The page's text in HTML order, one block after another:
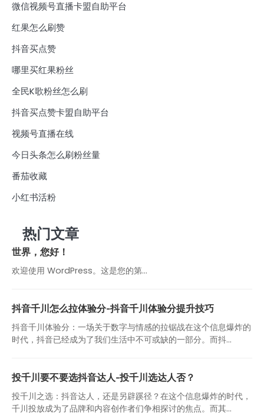
微信视频号直播卡盟自助平台
红果怎么刷赞
抖音买点赞
哪里买红果粉丝
全民K歌粉丝怎么刷
抖音买点赞卡盟自助平台
视频号直播在线
今日头条怎么刷粉丝量
番茄收藏
小红书活粉
热门文章
世界，您好！
欢迎使用 WordPress。这是您的第…
抖音千川怎么拉体验分-抖音千川体验分提升技巧
抖音千川体验分：一场关于数字与情感的拉锯战在这个信息爆炸的
时代，抖音已经成为了我们生活中不可或缺的一部分。而抖...
投千川要不要选抖音达人-投千川选达人否？
投千川之选：抖音达人，还是另辟蹊径？在这个信息爆炸的时代，
千川投放成为了品牌和内容创作者们争相探讨的焦点。而其...